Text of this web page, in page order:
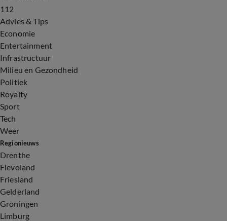
112
Advies & Tips
Economie
Entertainment
Infrastructuur
Milieu en Gezondheid
Politiek
Royalty
Sport
Tech
Weer
Regionieuws
Drenthe
Flevoland
Friesland
Gelderland
Groningen
Limburg